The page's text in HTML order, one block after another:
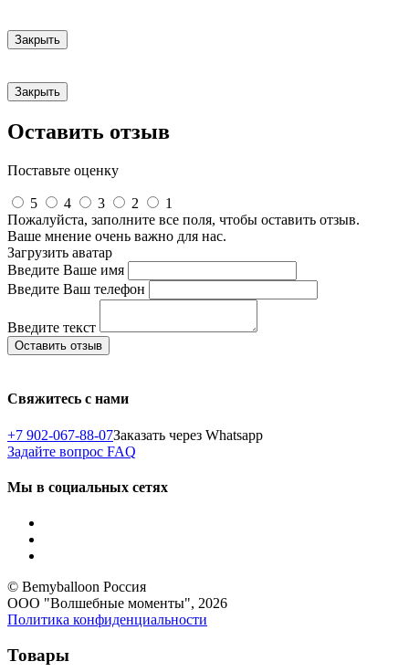
Закрыть
Закрыть
Оставить отзыв
Поставьте оценку
5 4 3 2
1
Пожалуйста, заполните все поля, чтобы оставить отзыв.
Ваше мнение очень важно для нас.
Загрузить аватар
Введите Ваше имя
Введите Ваш телефон
Введите текст
Свяжитесь с нами
+7 902-067-88-07Заказать через Whatsapp
Задайте вопрос FAQ
Мы в социальных сетях
© Bemyballoon Россия
ООО "Волшебные моменты", 2026
Политика конфиденциальности
Товары